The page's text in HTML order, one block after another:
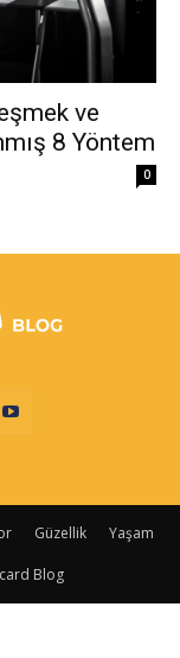
ve
8 Yöntem
0
Güzellik Yaşam
Blog